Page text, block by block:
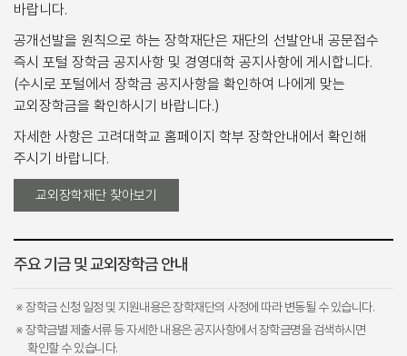
바랍니다.
공개선발을 원칙으로 하는 장학재단은 재단의 선발안내 공문접수
즉시 포털 장학금 공지사항 및 경영대학 공지사항에 게시합니다.
(수시로 포털에서 장학금 공지사항을 확인하여 나에게 맞는
교외장학금을 확인하시기 바랍니다.)
자세한 사항은 고려대학교 홈페이지 학부 장학안내에서 확인해
주시기 바랍니다.
교외장학재단 찾아보기
주요 기금 및 교외장학금 안내
※ 장학금 신청 일정 및 지원내용은 장학재단의 사정에 따라 변동될 수 있습니다.
※ 장학금별 제출서류 등 자세한 내용은 공지사항에서 장학금명을 검색하시면
확인할 수 있습니다.